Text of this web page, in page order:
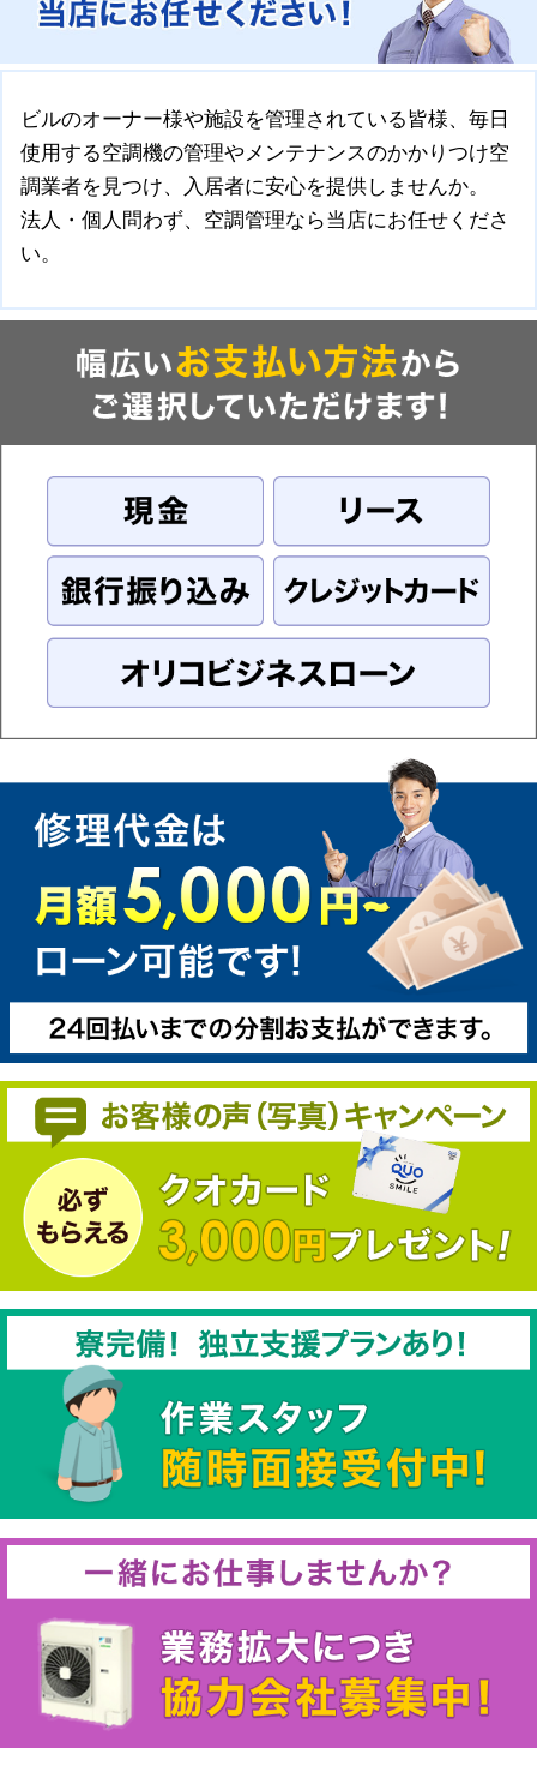
ビルのオーナー様や施設を管理されている皆様、毎日
使用する空調機の管理やメンテナンスのかかりつけ空
調業者を見つけ、入居者に安心を提供しませんか。
法人・個人問わず、空調管理なら当店にお任せくださ
い。